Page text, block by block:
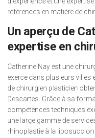
références en matière de
Un aperçu de
expertise en
Catherine Nay est une
exerce dans plusieurs villes
de chirurgien plasticien
Descartes. Grâce à sa
compétences techniques
une large gamme de
rhinoplastie à la liposuccion